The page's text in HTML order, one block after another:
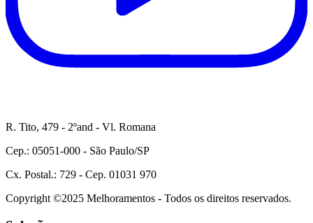
R. Tito, 479 - 2ºand - Vl. Romana
Cep.: 05051-000 - São Paulo/SP
Cx. Postal.: 729 - Cep. 01031 970
Copyright ©2025 Melhoramentos - Todos os direitos reservados.